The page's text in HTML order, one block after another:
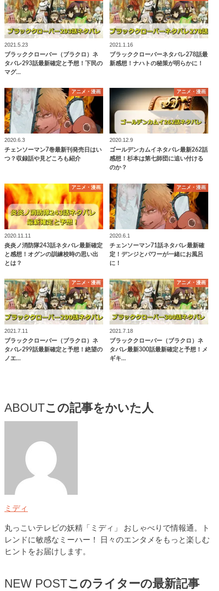
2021.5.23
ブラッククローバー（ブラクロ）ネ
タバレ293話最新確定と予想！下民の
マグ…
2021.1.16
ブラッククローバーネタバレ278話最
新感想！ナハトの秘策が明らかに！
アニメ・漫画
2020.6.3
チェンソーマン7巻最新刊発売日はい
つ？収録話や見どころも紹介
アニメ・漫画
2020.12.9
ゴールデンカムイネタバレ最新262話
感想！杉本は第七師団に追い付ける
のか？
アニメ・漫画
2020.11.11
炎炎ノ消防隊243話ネタバレ最新確定
と感想！オグンの訓練校時の思い出
とは？
アニメ・漫画
2020.6.1
チェンソーマン71話ネタバレ最新確
定！デンジとパワーが一緒にお風呂
に！
アニメ・漫画
2021.7.11
ブラッククローバー（ブラクロ）ネ
タバレ299話最新確定と予想！絶望の
ノエ…
アニメ・漫画
2021.7.18
ブラッククローバー（ブラクロ）ネ
タバレ最新300話最新確定と予想！メ
ギキ…
ABOUTこの記事をかいた人
ミディ
丸っこいテレビの妖精「ミディ」 おしゃべりで情報通。ト
レンドに敏感なミーハー！ 日々のエンタメをもっと楽しむ
ヒントをお届けします。
NEW POSTこのライターの最新記事